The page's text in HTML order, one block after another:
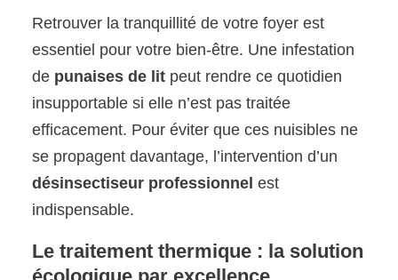
Retrouver la tranquillité de votre foyer est
essentiel pour votre bien-être. Une infestation
de punaises de lit peut rendre ce quotidien
insupportable si elle n’est pas traitée
efficacement. Pour éviter que ces nuisibles ne
se propagent davantage, l’intervention d’un
désinsectiseur professionnel est
indispensable.
Le traitement thermique : la solution